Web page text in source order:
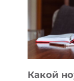
Какой